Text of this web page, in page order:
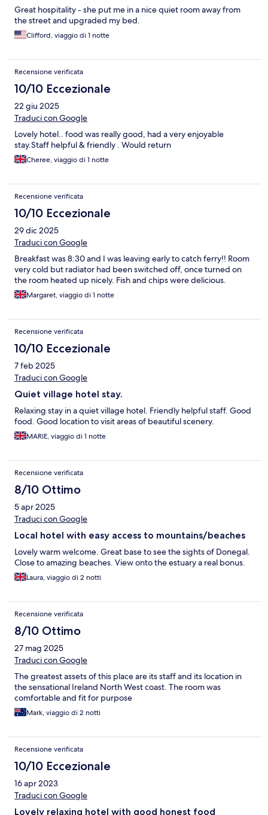
Great hospitality - she put me in a nice quiet room away from
the street and upgraded my bed.
Clifford, viaggio di 1 notte
Recensione verificata
10/10 Eccezionale
22 giu 2025
Traduci con Google
Lovely hotel.. food was really good, had a very enjoyable
stay.Staff helpful & friendly . Would return
Cheree, viaggio di 1 notte
Recensione verificata
10/10 Eccezionale
29 dic 2025
Traduci con Google
Breakfast was 8:30 and I was leaving early to catch ferry!! Room
very cold but radiator had been switched off, once turned on
the room heated up nicely. Fish and chips were delicious.
Margaret, viaggio di 1 notte
Recensione verificata
10/10 Eccezionale
7 feb 2025
Traduci con Google
Quiet village hotel stay.
Relaxing stay in a quiet village hotel. Friendly helpful staff. Good
food. Good location to visit areas of beautiful scenery.
MARIE, viaggio di 1 notte
Recensione verificata
8/10 Ottimo
5 apr 2025
Traduci con Google
Local hotel with easy access to mountains/beaches
Lovely warm welcome. Great base to see the sights of Donegal.
Close to amazing beaches. View onto the estuary a real bonus.
Laura, viaggio di 2 notti
Recensione verificata
8/10 Ottimo
27 mag 2025
Traduci con Google
The greatest assets of this place are its staff and its location in
the sensational Ireland North West coast. The room was
comfortable and fit for purpose
Mark, viaggio di 2 notti
Recensione verificata
10/10 Eccezionale
16 apr 2023
Traduci con Google
Lovely relaxing hotel with good honest food